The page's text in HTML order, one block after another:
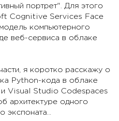
портрет". Для этого
Cognitive Services Face
компьютерного
веб-сервиса в облаке
я коротко расскажу о
Python-кода в облаке
Visual Studio Codespaces
архитектуре одного
экспоната...